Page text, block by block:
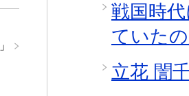
」
戦国時
ていた
立花 誾